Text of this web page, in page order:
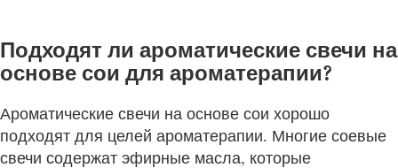
Подходят ли ароматические свечи на
основе сои для ароматерапии?
Ароматические свечи на основе сои хорошо
подходят для целей ароматерапии. Многие соевые
свечи содержат эфирные масла, которые